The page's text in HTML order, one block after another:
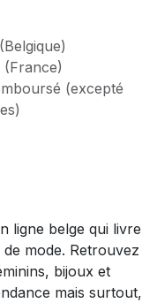
(France)
(excepté
ligne belge qui livre
mode. Retrouvez
bijoux et
mais surtout,